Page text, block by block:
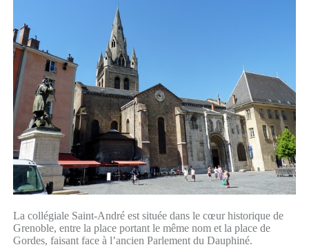
La collégiale Saint-André est située dans le cœur historique de
Grenoble, entre la place portant le même nom et la place de
Gordes, faisant face à l’ancien Parlement du Dauphiné.